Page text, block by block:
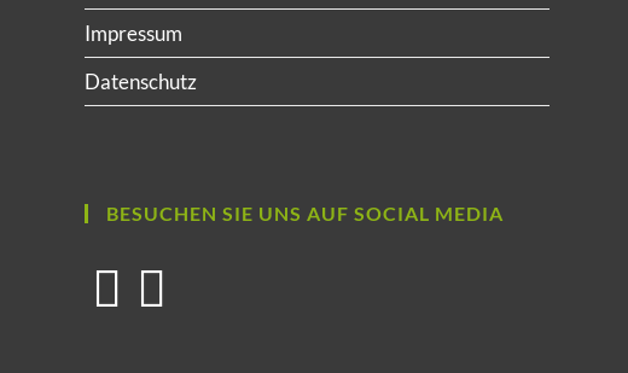
Impressum
Datenschutz
BESUCHEN SIE UNS AUF SOCIAL MEDIA